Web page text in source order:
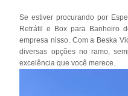
Se estiver procurando por
Retrátil e Box para Banheiro
empresa nisso. Com a Beska
diversas opções no ramo,
excelência que você merece.